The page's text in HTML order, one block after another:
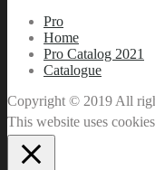
Pro
Home
Pro Catalog 2021
Catalogue
Copyright © 2019 All
This website uses